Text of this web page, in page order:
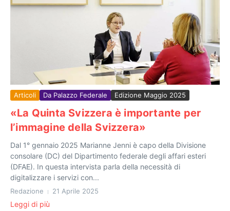
Articoli Da Palazzo Federale Edizione Maggio 2025
«La Quinta Svizzera è importante per
l’immagine della Svizzera»
Dal 1° gennaio 2025 Marianne Jenni è capo della Divisione
consolare (DC) del Dipartimento federale degli affari esteri
(DFAE). In questa intervista parla della necessità di
digitalizzare i servizi con...
Redazione 21 Aprile 2025
Leggi di più